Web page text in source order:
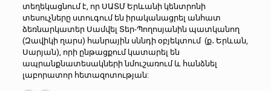
տեղեկացնում է, որ ՍԱՏՄ Երևանի կենտրոնի
տեսուչները ստուգում են իրականացրել անհատ
ձեռնարկատեր Սամվել Տեր-Պողոսյանին պատկանող
(Զավիկի ղարս) հանրային սննդի օբյեկտում (ք․ Երևան,
Սարյան), որի ընթացքում կատարել են
ապրանքնատեսակների նմուշառում և հանձնել
լաբորատոր հետազոտության: